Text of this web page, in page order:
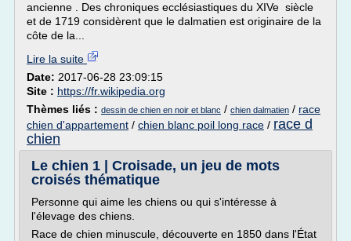
ancienne . Des chroniques ecclésiastiques du XIVe siècle
et de 1719 considèrent que le dalmatien est originaire de la
côte de la...
Lire la suite
Date: 2017-06-28 23:09:15
Site : https://fr.wikipedia.org
Thèmes liés : dessin de chien en noir et blanc / chien dalmatien / race
chien d'appartement / chien blanc poil long race / race d
chien
Le chien 1 | Croisade, un jeu de mots
croisés thématique
Personne qui aime les chiens ou qui s'intéresse à
l'élevage des chiens.
Race de chien minuscule, découverte en 1850 dans l'État